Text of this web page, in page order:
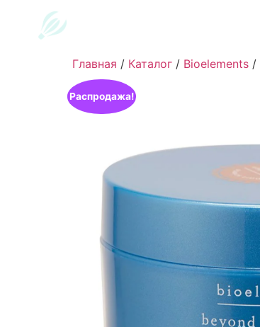
Главная / Каталог / Bioelements /
Распродажа!